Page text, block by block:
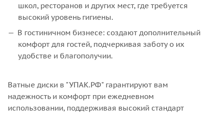
школ, ресторанов и других мест, где требуется
высокий уровень гигиены.
В гостиничном бизнесе: создают дополнительный
комфорт для гостей, подчеркивая заботу о их
удобстве и благополучии.
Ватные диски в "УПАК.РФ" гарантируют вам
надежность и комфорт при ежедневном
использовании, поддерживая высокий стандарт